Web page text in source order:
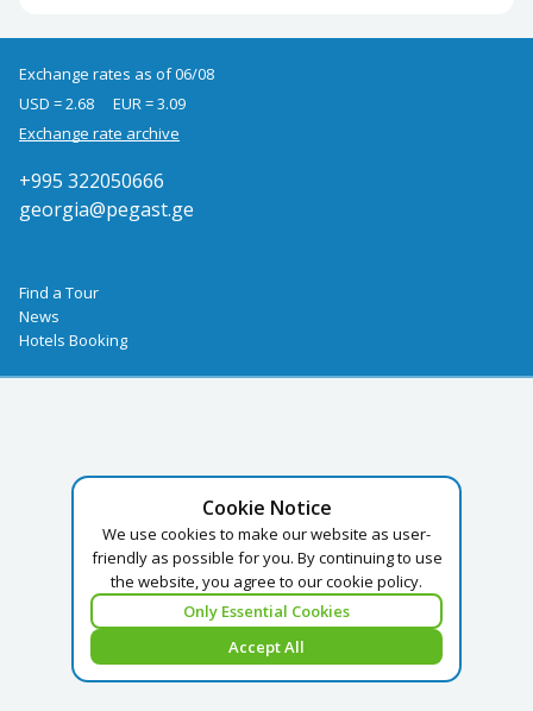
Cookie Notice
We use cookies to make our website as user-
friendly as possible for you. By continuing to use
the website, you agree to our cookie policy.
Only Essential Cookies
Accept All
Exchange rates as of 06/08
USD = 2.68
EUR = 3.09
Exchange rate archive
+995 322050666
georgia@pegast.ge
Find a Tour
News
Hotels Booking